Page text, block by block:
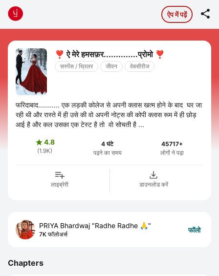
ऐप में पढ़ें 
❣️ ऐ मेरे हमसफ़र..............प्रोमो ❣️
सस्पेंस / थ्रिलर जीवन वेबसीरीज
फरिदाबाद........... एक लड़की कोलेज से अपनी‌ क्लास खत्म होने के बाद घर जा
रही थी और रास्ते में ही उसे की वो अपनी नोट्स की कोपी क्लास रूम में ही छोड़
आई है और कल उसका एक टेस्ट है तो वो सोचती है ...
4.8
(1.9K)
4 घंटे
पढ़ने का समय
45717+
लोगों ने पढ़ा
लाइब्रेरी डाउनलोड करें
PRIYA Bhardwaj "Radhe Radhe 🙏"
7K फॉलोअर्स
फॉलो
Chapters